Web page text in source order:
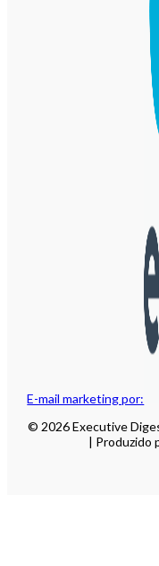
E-mail marketing por:
© 2026 Executive
| Produzido